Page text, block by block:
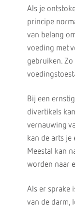
Als je
principe
van belang
voeding met
gebruiken.
Bij een
divertikels
vernauwing
kan de arts je
Meestal kan
worden naar
Als er sprake
van de darm,